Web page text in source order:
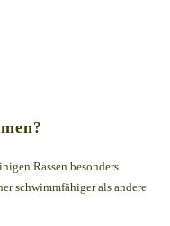
Rassen besonders
schwimmfähiger als andere